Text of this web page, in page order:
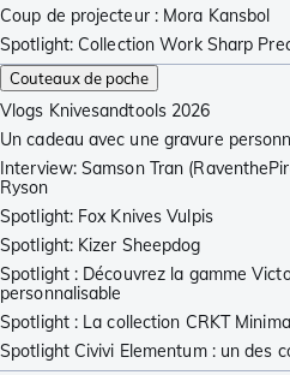
Coup de projecteur : Mora Kansbol
Spotlight: Collection Work Sharp
Couteaux de poche
Vlogs Knivesandtools 2026
Un cadeau avec une gravure
Interview: Samson Tran
Ryson
Spotlight: Fox Knives Vulpis
Spotlight: Kizer Sheepdog
Spotlight : Découvrez la gamme
personnalisable
Spotlight : La collection CRKT
Spotlight Civivi Elementum : un des